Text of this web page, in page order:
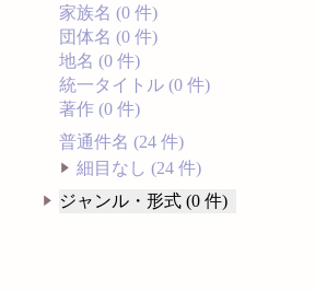
家族名 (0 件)
団体名 (0 件)
地名 (0 件)
統一タイトル (0 件)
著作 (0 件)
普通件名 (24 件)
細目なし (24 件)
ジャンル・形式 (0 件)